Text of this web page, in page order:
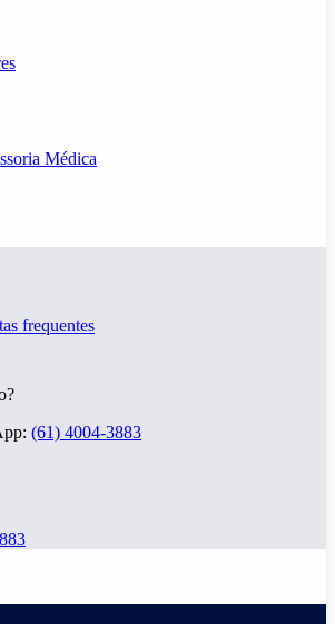
Médica
frequentes
(61) 4004-3883